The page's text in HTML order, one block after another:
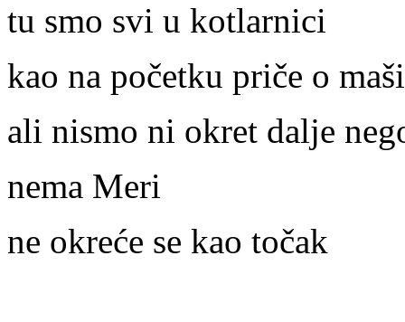
tu smo svi u kotlarnici
kao na početku priče o
ali nismo ni okret dalje
nema Meri
ne okreće se kao točak